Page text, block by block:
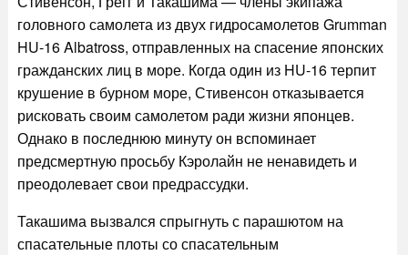
головного самолета из двух гидросамолетов Grumman
HU-16 Albatross, отправленных на спасение японских
гражданских лиц в море. Когда один из HU-16 терпит
крушение в бурном море, Стивенсон отказывается
рисковать своим самолетом ради жизни японцев.
Однако в последнюю минуту он вспоминает
предсмертную просьбу Кэролайн не ненавидеть и
преодолевает свои предрассудки.
Такашима вызвался спрыгнуть с парашютом на
спасательные плоты со спасательным